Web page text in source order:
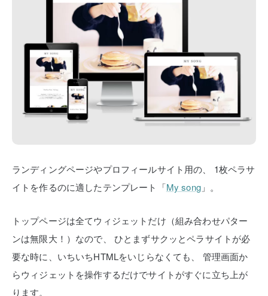
ランディングページやプロフィールサイト用の、
1枚ペラサ
イトを作るのに適したテンプレート「My song」。
トップページは全てウィジェットだけ（組み合わせパター
ンは無限大！）なので、
ひとまずサクッとペラサイトが必
要な時に、いちいちHTMLをいじらなくても、
管理画面か
らウィジェットを操作するだけでサイトがすぐに立ち上が
ります。